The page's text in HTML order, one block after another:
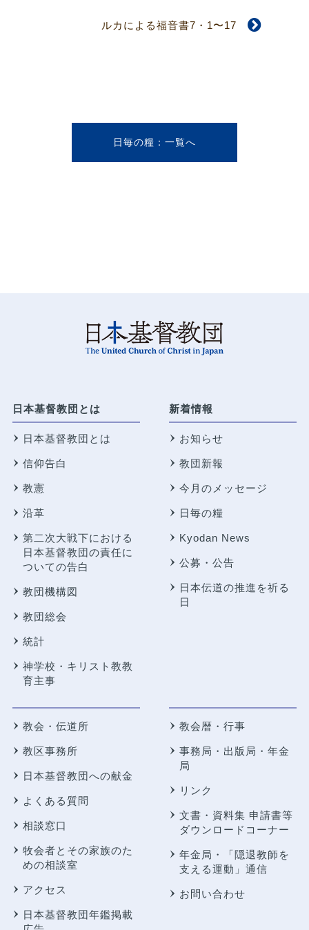
ルカによる福音書7・1〜17
日毎の糧
日本基督教団とは
日本基督教団とは
信仰告白
教憲
沿革
第二次大戦下における
日本基督教団の責任に
ついての告白
教団機構図
教団総会
統計
神学校・キリスト教教
育主事
新着情報
お知らせ
教団新報
今月のメッセージ
日毎の糧
Kyodan News
公募・公告
日本伝道の推進を祈る
日
教会・伝道所
教区事務所
日本基督教団への献金
よくある質問
相談窓口
牧会者とその家族のた
めの相談室
アクセス
日本基督教団年鑑掲載
教会暦・行事
事務局・出版局・年金
局
リンク
文書・資料集 申請書等
ダウンロードコーナー
年金局・
「隠退教師を
支える運動」通信
お問い合わせ